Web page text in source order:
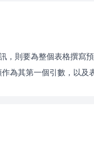
，則要為整個表格撰寫
為其第一個引數，以及